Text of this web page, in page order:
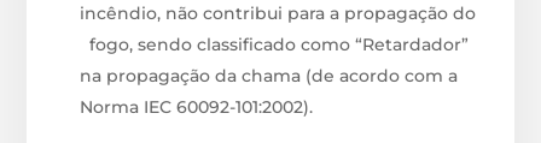
incêndio, não contribui para a propagação do
fogo, sendo classificado como “Retardador”
na propagação da chama (de acordo com a
Norma IEC 60092-101:2002).